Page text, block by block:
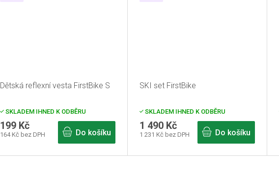
Dětská reflexní vesta FirstBike S
SKLADEM IHNED K ODBĚRU
164 Kč bez DPH
199 Kč
Do košíku
SKI set FirstBike
SKLADEM IHNED K ODBĚRU
1 231 Kč bez DPH
1 490 Kč
Do košíku